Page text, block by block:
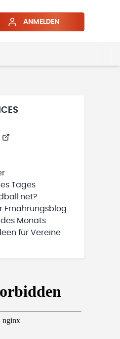
ANMELDEN
Tages
Ernährungsblog
Monats
für Vereine